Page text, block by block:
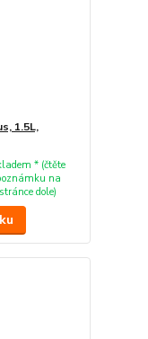
1.5L,
* (čtěte
na
stránce dole)